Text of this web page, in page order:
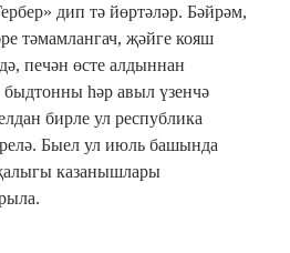
дип тә йөртәләр. Бәйрәм,
тәмамлангач, җәйге кояш
печән өсте алдыннан
һәр авыл үзенчә
бирле ул республика
Быел ул июль башында
казанышлары